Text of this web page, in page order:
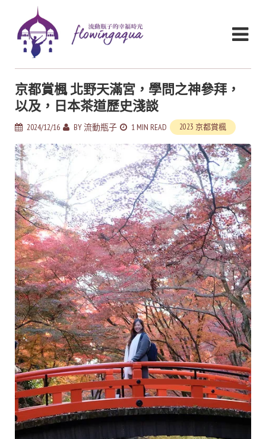
京都賞楓 北野天滿宮，學問之神參拜，
以及，日本茶道歷史淺談
2024/12/16 BY流動瓶子 1 MIN READ 2023 京都賞楓